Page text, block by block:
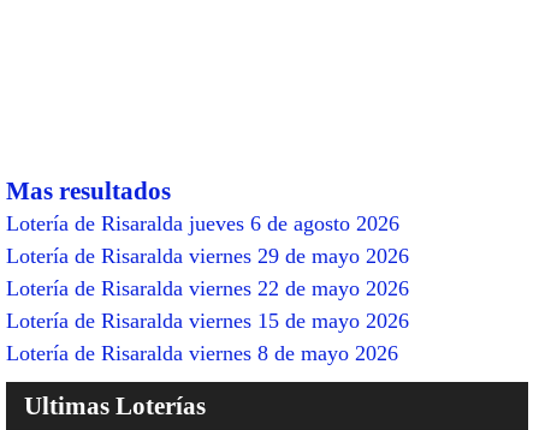
Mas resultados
Lotería de Risaralda jueves 6 de agosto 2026
Lotería de Risaralda viernes 29 de mayo 2026
Lotería de Risaralda viernes 22 de mayo 2026
Lotería de Risaralda viernes 15 de mayo 2026
Lotería de Risaralda viernes 8 de mayo 2026
Ultimas Loterías